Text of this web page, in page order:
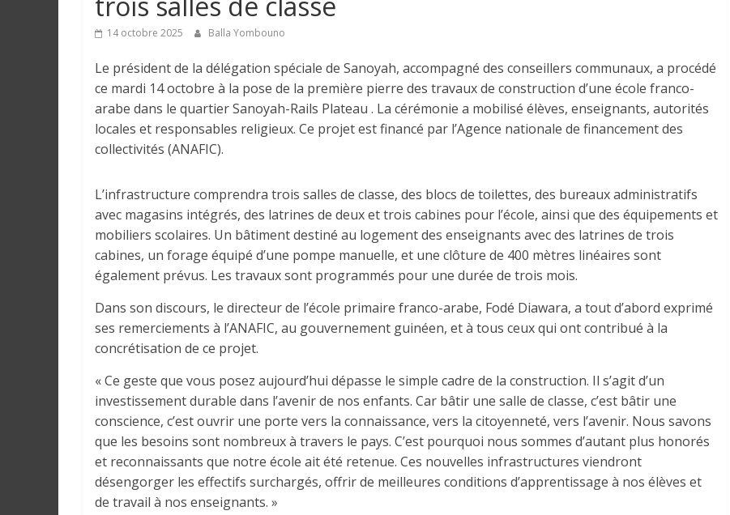
e 14 octobre 2025 Balla Yombouno
Le président de la délégation spéciale de Sanoyah, accompagné des conseillers communaux, a procédé
ce mardi 14 octobre à la pose de la première pierre des travaux de construction d’une école franco-
arabe dans le quartier Sanoyah-Rails Plateau . La cérémonie a mobilisé élèves, enseignants, autorités
locales et responsables religieux. Ce projet est financé par l’Agence nationale de financement des
collectivités (ANAFIC).
L’infrastructure comprendra trois salles de classe, des blocs de toilettes, des bureaux administratifs
avec magasins intégrés, des latrines de deux et trois cabines pour l’école, ainsi que des équipements et
mobiliers scolaires. Un bâtiment destiné au logement des enseignants avec des latrines de trois
cabines, un forage équipé d’une pompe manuelle, et une clôture de 400 mètres linéaires sont
également prévus. Les travaux sont programmés pour une durée de trois mois.
Dans son discours, le directeur de l’école primaire franco-arabe, Fodé Diawara, a tout d’abord exprimé
ses remerciements à l’ANAFIC, au gouvernement guinéen, et à tous ceux qui ont contribué à la
concrétisation de ce projet.
« Ce geste que vous posez aujourd’hui dépasse le simple cadre de la construction. Il s’agit d’un
investissement durable dans l’avenir de nos enfants. Car bâtir une salle de classe, c’est bâtir une
conscience, c’est ouvrir une porte vers la connaissance, vers la citoyenneté, vers l’avenir. Nous savons
que les besoins sont nombreux à travers le pays. C’est pourquoi nous sommes d’autant plus honorés
et reconnaissants que notre école ait été retenue. Ces nouvelles infrastructures viendront
désengorger les effectifs surchargés, offrir de meilleures conditions d’apprentissage à nos élèves et
de travail à nos enseignants. »